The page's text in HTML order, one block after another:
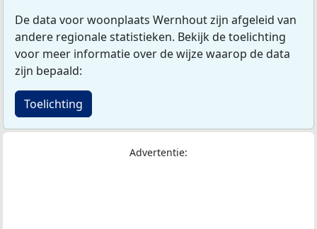
De data voor woonplaats Wernhout zijn afgeleid van
andere regionale statistieken. Bekijk de toelichting
voor meer informatie over de wijze waarop de data
zijn bepaald:
Toelichting
Advertentie: